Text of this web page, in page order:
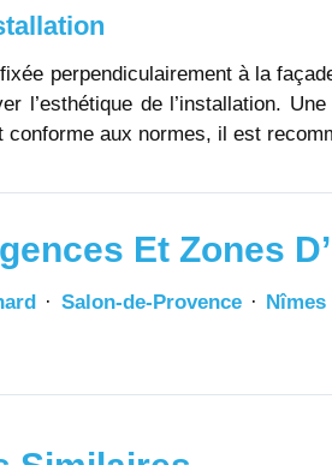
fixée perpendiculairement à la
l’esthétique de l’installation.
conforme aux normes, il est
Et Zones
· Salon-de-Provence· Nîmes